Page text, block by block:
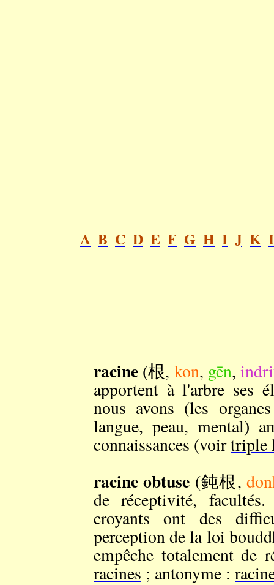
A B C D E F G H I J K
racine (根, kon, gēn,
apportent à l'arbre ses
nous avons (les
langue, peau, mental)
connaissances (voirtriple
racine obtuse (鈍根,
de réceptivité,
croyants ont des
perception de la loi
empêche totalement de
racines ; antonyme :